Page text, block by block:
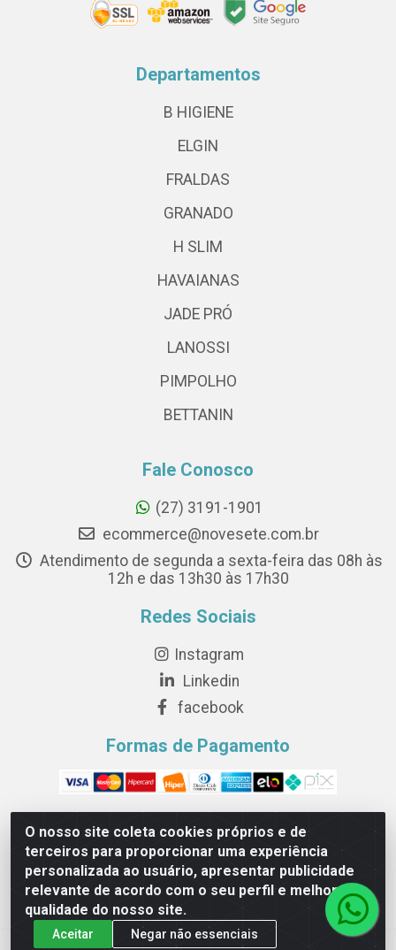
O nosso site coleta cookies próprios e de
terceiros para proporcionar uma experiência
personalizada ao usuário, apresentar publicidade
relevante de acordo com o seu perfil e melhorar a
qualidade do nosso site.
Aceitar Negar não essenciais
Departamentos
B HIGIENE
ELGIN
FRALDAS
GRANADO
H SLIM
HAVAIANAS
JADE PRÓ
LANOSSI
PIMPOLHO
BETTANIN
Fale Conosco
(27) 3191-1901
ecommerce@novesete.com.br
Atendimento de segunda a sexta-feira das 08h às
12h e das 13h30 às 17h30
Redes Sociais
Instagram
Linkedin
facebook
Formas de Pagamento
Novesete Distribuidora LTDA - Avenida Setecentos, S/N,
Terminal Intermodal da Serra, Serra/ES - CEP 29161-414 -
CNPJ 29.479.604/0001-44